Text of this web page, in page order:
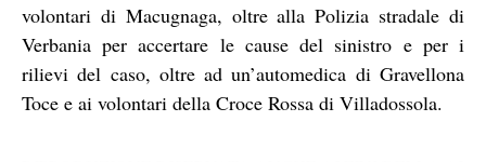
volontari di Macugnaga, oltre alla Polizia stradale di
Verbania per accertare le cause del sinistro e per i
rilievi del caso, oltre ad un’automedica di Gravellona
Toce e ai volontari della Croce Rossa di Villadossola.